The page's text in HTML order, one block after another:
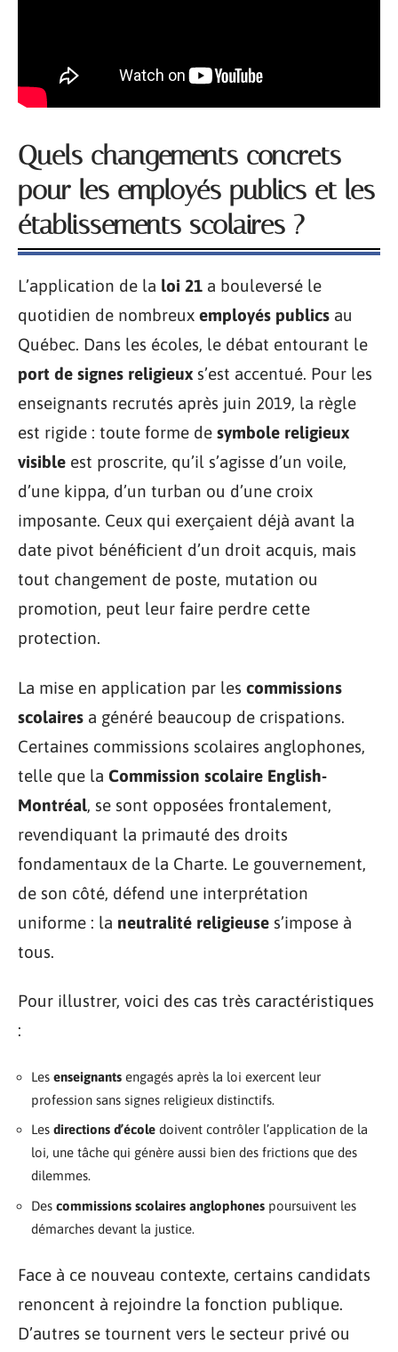
Quels changements concrets
pour les employés publics et les
établissements scolaires ?
L’application de la loi 21 a bouleversé le
quotidien de nombreux employés publics au
Québec. Dans les écoles, le débat entourant le
port de signes religieux s’est accentué. Pour les
enseignants recrutés après juin 2019, la règle
est rigide : toute forme de symbole religieux
visible est proscrite, qu’il s’agisse d’un voile,
d’une kippa, d’un turban ou d’une croix
imposante. Ceux qui exerçaient déjà avant la
date pivot bénéficient d’un droit acquis, mais
tout changement de poste, mutation ou
promotion, peut leur faire perdre cette
protection.
La mise en application par les commissions
scolaires a généré beaucoup de crispations.
Certaines commissions scolaires anglophones,
telle que la Commission scolaire English-
Montréal, se sont opposées frontalement,
revendiquant la primauté des droits
fondamentaux de la Charte. Le gouvernement,
de son côté, défend une interprétation
uniforme : la neutralité religieuse s’impose à
tous.
Pour illustrer, voici des cas très caractéristiques
:
Les enseignants engagés après la loi exercent leur
profession sans signes religieux distinctifs.
Les directions d’école doivent contrôler l’application de la
loi, une tâche qui génère aussi bien des frictions que des
dilemmes.
Des commissions scolaires anglophones poursuivent les
démarches devant la justice.
Face à ce nouveau contexte, certains candidats
renoncent à rejoindre la fonction publique.
D’autres se tournent vers le secteur privé ou